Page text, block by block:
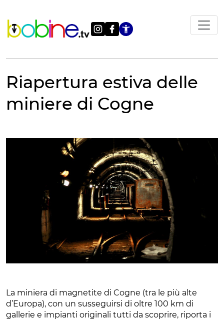
contenuto
Apri le
Riapertura estiva delle
miniere di Cogne
La miniera di magnetite di Cogne (tra le più alte
d’Europa), con un susseguirsi di oltre 100 km di
gallerie e impianti originali tutti da scoprire, riporta i